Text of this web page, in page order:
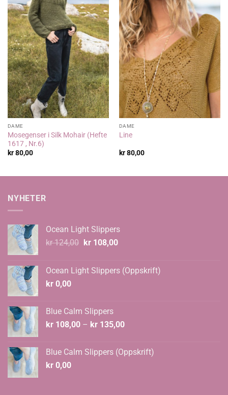
DAME
Mosegenser i Silk Mohair (Hefte
1617 , Nr.6)
kr80,00
DAME
Line
kr80,00
NYHETER
Ocean Light Slippers
kr124,00 Opprinnelig
kr 124,00.
kr108,00Nåværende
kr 108,00.
Ocean Light Slippers (Oppskrift)
kr 0,00
Blue Calm Slippers
kr 108,00 – kr 135,00Prisområde:
kr 135,00
Blue Calm Slippers (Oppskrift)
kr 0,00